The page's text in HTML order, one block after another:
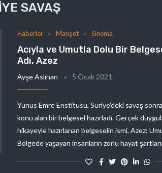
SAVAŞ
Haberler Manşet Sinema
Acıyla ve Umutla Dolu Bir
Adı, Azez
Ayşe Aslıhan 5 Ocak 2021
Yunus Emre Enstitüsü, Suriye’deki savaş
konu alan bir belgesel hazırladı. Gerçek
hikayeyle hazırlanan belgeselin ismi, Azez:
Bölgede yaşayan insanların zorlu hayat